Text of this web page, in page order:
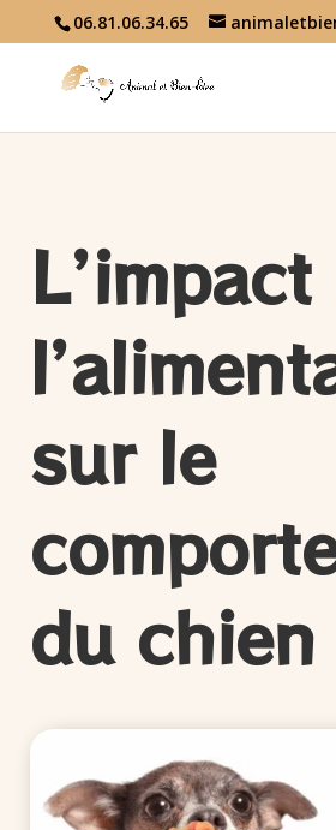
06.81.06.34.65
sur le
du chien